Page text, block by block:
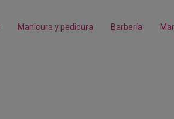
Manicura y pedicura Barbería